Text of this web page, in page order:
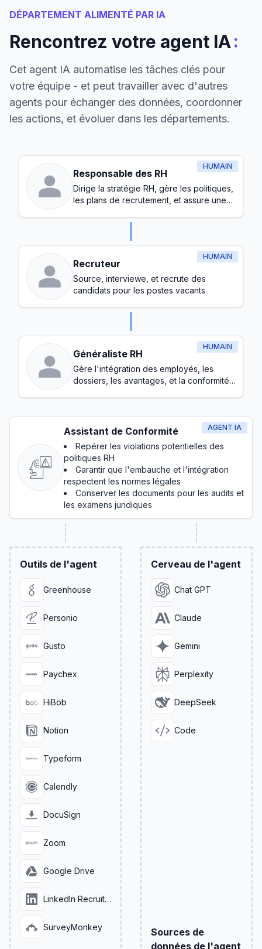
DÉPARTEMENT ALIMENTÉ PAR IA
Rencontrez votre agent IA:
Cet agent IA automatise les tâches clés pour
votre équipe - et peut travailler avec d'autres
agents pour échanger des données, coordonner
les actions, et évoluer dans les départements.
HUMAIN
Responsable des RH
Dirige la stratégie RH, gère les politiques,
les plans de recrutement, et assure une
HUMAIN
Recruteur
Source, interviewe, et recrute des
candidats pour les postes vacants
HUMAIN
Généraliste RH
Gère l'intégration des employés, les
dossiers, les avantages, et la conformité
AGENT IA
Assistant de Conformité
Repérer les violations potentielles des
politiques RH
Garantir que l'embauche et l'intégration
respectent les normes légales
Conserver les documents pour les audits et
les examens juridiques
Outils de l'agent
Greenhouse
Personio
Gusto
Paychex
HiBob
Notion
Typeform
Calendly
DocuSign
Zoom
Google Drive
LinkedIn Recruiter
SurveyMonkey
Cerveau de l'agent
Chat GPT
Claude
Gemini
Perplexity
DeepSeek
Code
Sources de
données de l'agent